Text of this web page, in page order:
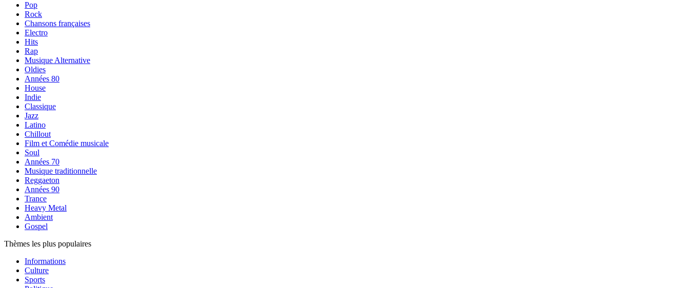
Pop
Rock
Chansons françaises
Electro
Hits
Rap
Musique Alternative
Oldies
Années 80
House
Indie
Classique
Jazz
Latino
Chillout
Film et Comédie musicale
Soul
Années 70
Musique traditionnelle
Reggaeton
Années 90
Trance
Heavy Metal
Ambient
Gospel
Thèmes les plus populaires
Informations
Culture
Sports